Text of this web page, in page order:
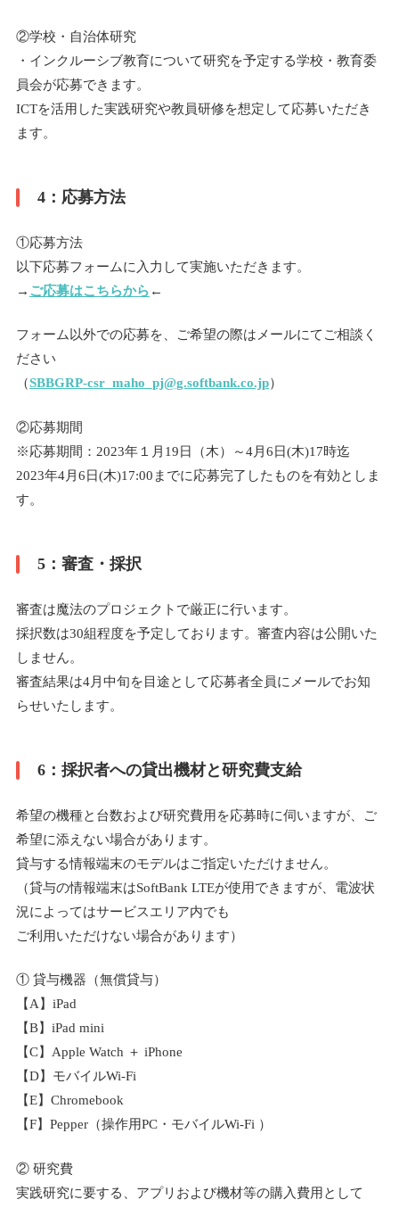
②学校・自治体研究
・インクルーシブ教育について研究を予定する学校・教育委
員会が応募できます。
ICTを活用した実践研究や教員研修を想定して応募いただき
ます。
4：応募方法
①応募方法
以下応募フォームに入力して実施いただきます。
→ ご応募はこちらから ←
フォーム以外での応募を、ご希望の際はメールにてご相談く
ださい
（SBBGRP-csr_maho_pj@g.softbank.co.jp）
②応募期間
※応募期間：2023年１月19日（木）～4月6日(木)17時迄
2023年4月6日(木)17:00までに応募完了したものを有効としま
す。
5：審査・採択
審査は魔法のプロジェクトで厳正に行います。
採択数は30組程度を予定しております。審査内容は公開いた
しません。
審査結果は4月中旬を目途として応募者全員にメールでお知
らせいたします。
6：採択者への貸出機材と研究費支給
希望の機種と台数および研究費用を応募時に伺いますが、ご
希望に添えない場合があります。
貸与する情報端末のモデルはご指定いただけません。
（貸与の情報端末はSoftBank LTEが使用できますが、電波状
況によってはサービスエリア内でも
ご利用いただけない場合があります）
① 貸与機器（無償貸与）
【A】iPad
【B】iPad mini
【C】Apple Watch ＋ iPhone
【D】モバイルWi-Fi
【E】Chromebook
【F】Pepper（操作用PC・モバイルWi-Fi ）
② 研究費
実践研究に要する、アプリおよび機材等の購入費用として